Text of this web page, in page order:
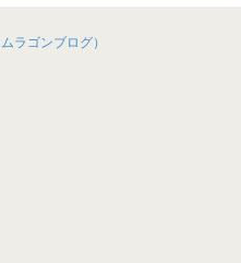
ラゴンブログ）